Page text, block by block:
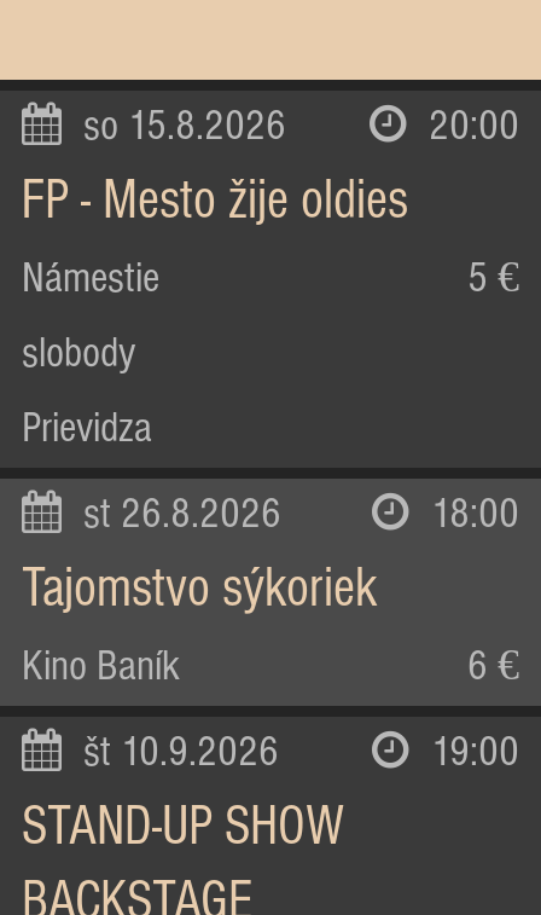
so 15.8.2026 20:00
FP - Mesto žije oldies
Námestie
slobody
Prievidza
5 €
st 26.8.2026 18:00
Tajomstvo sýkoriek
Kino Baník 6 €
št 10.9.2026 19:00
STAND-UP SHOW
BACKSTAGE